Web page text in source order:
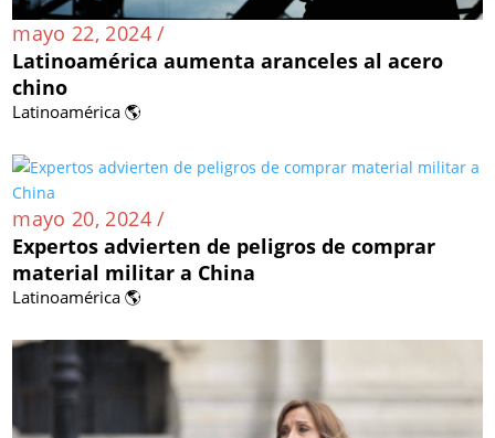
mayo 22, 2024 /
Latinoamérica aumenta aranceles al acero
chino
Latinoamérica 🌎
mayo 20, 2024 /
Expertos advierten de peligros de comprar
material militar a China
Latinoamérica 🌎